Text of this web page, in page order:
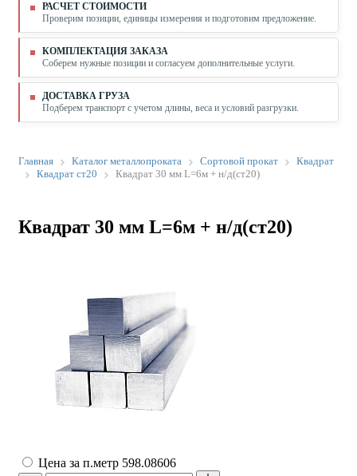
РАСЧЕТ СТОИМОСТИ
Проверим позиции, единицы измерения и подготовим предложение.
КОМПЛЕКТАЦИЯ ЗАКАЗА
Соберем нужные позиции и согласуем дополнительные услуги.
ДОСТАВКА ГРУЗА
Подберем транспорт с учетом длины, веса и условий разгрузки.
Главная Каталог металлопроката Сортовой прокат
Квадрат
Квадрат ст20
Квадрат 30 мм L=6м + н/д(ст20)
Квадрат 30 мм L=6м + н/д(ст20)
Цена за п.метр 598.08606